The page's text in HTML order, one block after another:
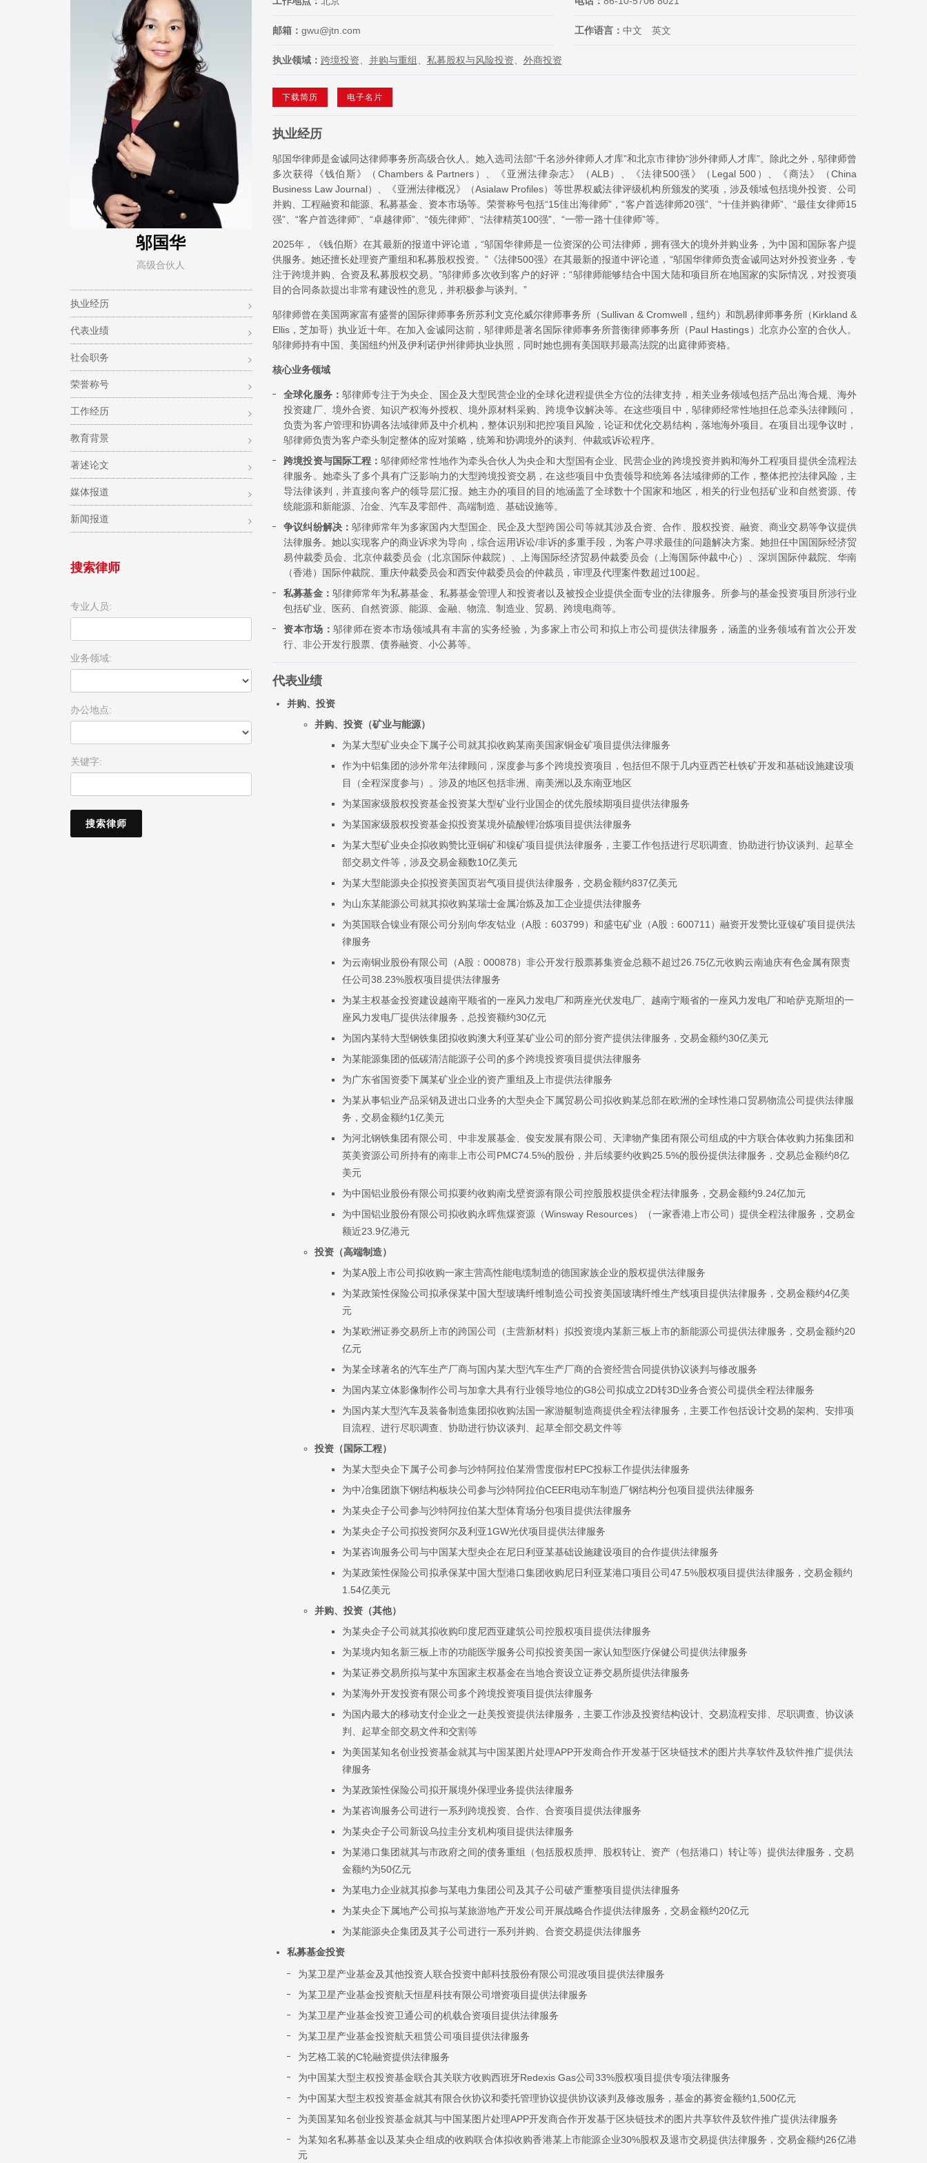
邬国华
高级合伙人
执业经历
代表业绩
社会职务
荣誉称号
工作经历
教育背景
著述论文
媒体报道
新闻报道
搜索律师
专业人员:
业务领域:
办公地点:
关键字:
邮箱： gwu@jtn.com 工作语言：中文 英文
执业领域： 跨境投资 并购与重组 私募股权与风险投资 外商投资
下载简历 电子名片
执业经历
邬国华律师是金诚同达律师事务所高级合伙人。她入选司法部“千名涉外律师人才库”和北京市律协“涉外律师人才库”。除此之外，邬律师曾
多次获得《钱伯斯》（Chambers & Partners）、《亚洲法律杂志》（ALB）、《法律500强》（Legal 500）、《商法》（China
Business Law Journal）、《亚洲法律概况》（Asialaw Profiles）等世界权威法律评级机构所颁发的奖项，涉及领域包括境外投资、公司
并购、工程融资和能源、私募基金、资本市场等。荣誉称号包括“15佳出海律师”，“客户首选律师20强”、“十佳并购律师”、“最佳女律师15
强”、“客户首选律师”、“卓越律师”、“领先律师”、“法律精英100强”、“一带一路十佳律师”等。
2025年，《钱伯斯》在其最新的报道中评论道，“邬国华律师是一位资深的公司法律师，拥有强大的境外并购业务，为中国和国际客户提
供服务。她还擅长处理资产重组和私募股权投资。”《法律500强》在其最新的报道中评论道，“邬国华律师负责金诚同达对外投资业务，专
注于跨境并购、合资及私募股权交易。”邬律师多次收到客户的好评：“邬律师能够结合中国大陆和项目所在地国家的实际情况，对投资项
目的合同条款提出非常有建设性的意见，并积极参与谈判。”
邬律师曾在美国两家富有盛誉的国际律师事务所苏利文克伦威尔律师事务所（Sullivan & Cromwell，纽约）和凯易律师事务所（Kirkland &
Ellis，芝加哥）执业近十年。在加入金诚同达前，邬律师是著名国际律师事务所普衡律师事务所（Paul Hastings）北京办公室的合伙人。
邬律师持有中国、美国纽约州及伊利诺伊州律师执业执照，同时她也拥有美国联邦最高法院的出庭律师资格。
核心业务领域
全球化服务： 邬律师专注于为央企、国企及大型民营企业的全球化进程提供全方位的法律支持，相关业务领域包括产品出海合规、海外
投资建厂、境外合资、知识产权海外授权、境外原材料采购、跨境争议解决等。在这些项目中，邬律师经常性地担任总牵头法律顾问，
负责为客户管理和协调各法域律师及中介机构，整体识别和把控项目风险，论证和优化交易结构，落地海外项目。在项目出现争议时，
邬律师负责为客户牵头制定整体的应对策略，统筹和协调境外的谈判、仲裁或诉讼程序。
跨境投资与国际工程：邬律师经常性地作为牵头合伙人为央企和大型国有企业、民营企业的跨境投资并购和海外工程项目提供全流程法
律服务。她牵头了多个具有广泛影响力的大型跨境投资交易，在这些项目中负责领导和统筹各法域律师的工作，整体把控法律风险，主
导法律谈判，并直接向客户的领导层汇报。她主办的项目的目的地涵盖了全球数十个国家和地区，相关的行业包括矿业和自然资源、传
统能源和新能源、冶金、汽车及零部件、高端制造、基础设施等。
争议纠纷解决： 邬律师常年为多家国内大型国企、民企及大型跨国公司等就其涉及合资、合作、股权投资、融资、商业交易等争议提供
法律服务。她以实现客户的商业诉求为导向，综合运用诉讼/非诉的多重手段，为客户寻求最佳的问题解决方案。她担任中国国际经济贸
易仲裁委员会、北京仲裁委员会（北京国际仲裁院）、上海国际经济贸易仲裁委员会（上海国际仲裁中心）、深圳国际仲裁院、华南
（香港）国际仲裁院、重庆仲裁委员会和西安仲裁委员会的仲裁员，审理及代理案件数超过100起。
私募基金： 邬律师常年为私募基金、私募基金管理人和投资者以及被投企业提供全面专业的法律服务。所参与的基金投资项目所涉行业
包括矿业、医药、自然资源、能源、金融、物流、制造业、贸易、跨境电商等。
资本市场： 邬律师在资本市场领域具有丰富的实务经验，为多家上市公司和拟上市公司提供法律服务，涵盖的业务领域有首次公开发
行、非公开发行股票、债券融资、小公募等。
代表业绩
并购、投资
并购、投资（矿业与能源）
为某大型矿业央企下属子公司就其拟收购某南美国家铜金矿项目提供法律服务
作为中铝集团的涉外常年法律顾问，深度参与多个跨境投资项目，包括但不限于几内亚西芒杜铁矿开发和基础设施建设项
目（全程深度参与）。涉及的地区包括非洲、南美洲以及东南亚地区
为某国家级股权投资基金投资某大型矿业行业国企的优先股续期项目提供法律服务
为某国家级股权投资基金拟投资某境外硫酸锂冶炼项目提供法律服务
为某大型矿业央企拟收购赞比亚铜矿和镍矿项目提供法律服务，主要工作包括进行尽职调查、协助进行协议谈判、起草全
部交易文件等，涉及交易金额数10亿美元
为某大型能源央企拟投资美国页岩气项目提供法律服务，交易金额约837亿美元
为山东某能源公司就其拟收购某瑞士金属冶炼及加工企业提供法律服务
为英国联合镍业有限公司分别向华友钴业（A股：603799）和盛屯矿业（A股：600711）融资开发赞比亚镍矿项目提供法
律服务
为云南铜业股份有限公司（A股：000878）非公开发行股票募集资金总额不超过26.75亿元收购云南迪庆有色金属有限责
任公司38.23%股权项目提供法律服务
为某主权基金投资建设越南平顺省的一座风力发电厂和两座光伏发电厂、越南宁顺省的一座风力发电厂和哈萨克斯坦的一
座风力发电厂提供法律服务，总投资额约30亿元
为国内某特大型钢铁集团拟收购澳大利亚某矿业公司的部分资产提供法律服务，交易金额约30亿美元
为某能源集团的低碳清洁能源子公司的多个跨境投资项目提供法律服务
为广东省国资委下属某矿业企业的资产重组及上市提供法律服务
为某从事铝业产品采销及进出口业务的大型央企下属贸易公司拟收购某总部在欧洲的全球性港口贸易物流公司提供法律服
务，交易金额约1亿美元
为河北钢铁集团有限公司、中非发展基金、俊安发展有限公司、天津物产集团有限公司组成的中方联合体收购力拓集团和
英美资源公司所持有的南非上市公司PMC74.5%的股份，并后续要约收购25.5%的股份提供法律服务，交易总金额约8亿
美元
为中国铝业股份有限公司拟要约收购南戈壁资源有限公司控股股权提供全程法律服务，交易金额约9.24亿加元
为中国铝业股份有限公司拟收购永晖焦煤资源（Winsway Resources）（一家香港上市公司）提供全程法律服务，交易金
额近23.9亿港元
投资（高端制造）
为某A股上市公司拟收购一家主营高性能电缆制造的德国家族企业的股权提供法律服务
为某政策性保险公司拟承保某中国大型玻璃纤维制造公司投资美国玻璃纤维生产线项目提供法律服务，交易金额约4亿美
元
为某欧洲证券交易所上市的跨国公司（主营新材料）拟投资境内某新三板上市的新能源公司提供法律服务，交易金额约20
亿元
为某全球著名的汽车生产厂商与国内某大型汽车生产厂商的合资经营合同提供协议谈判与修改服务
为国内某立体影像制作公司与加拿大具有行业领导地位的G8公司拟成立2D转3D业务合资公司提供全程法律服务
为国内某大型汽车及装备制造集团拟收购法国一家游艇制造商提供全程法律服务，主要工作包括设计交易的架构、安排项
目流程、进行尽职调查、协助进行协议谈判、起草全部交易文件等
投资（国际工程）
为某大型央企下属子公司参与沙特阿拉伯某滑雪度假村EPC投标工作提供法律服务
为中冶集团旗下钢结构板块公司参与沙特阿拉伯CEER电动车制造厂钢结构分包项目提供法律服务
为某央企子公司参与沙特阿拉伯某大型体育场分包项目提供法律服务
为某央企子公司拟投资阿尔及利亚1GW光伏项目提供法律服务
为某咨询服务公司与中国某大型央企在尼日利亚某基础设施建设项目的合作提供法律服务
为某政策性保险公司拟承保某中国大型港口集团收购尼日利亚某港口项目公司47.5%股权项目提供法律服务，交易金额约
1.54亿美元
并购、投资（其他）
为某央企子公司就其拟收购印度尼西亚建筑公司控股权项目提供法律服务
为某境内知名新三板上市的功能医学服务公司拟投资美国一家认知型医疗保健公司提供法律服务
为某证券交易所拟与某中东国家主权基金在当地合资设立证券交易所提供法律服务
为某海外开发投资有限公司多个跨境投资项目提供法律服务
为国内最大的移动支付企业之一赴美投资提供法律服务，主要工作涉及投资结构设计、交易流程安排、尽职调查、协议谈
判、起草全部交易文件和交割等
为美国某知名创业投资基金就其与中国某图片处理APP开发商合作开发基于区块链技术的图片共享软件及软件推广提供法
律服务
为某政策性保险公司拟开展境外保理业务提供法律服务
为某咨询服务公司进行一系列跨境投资、合作、合资项目提供法律服务
为某央企子公司新设乌拉圭分支机构项目提供法律服务
为某港口集团就其与市政府之间的债务重组（包括股权质押、股权转让、资产（包括港口）转让等）提供法律服务，交易
金额约为50亿元
为某电力企业就其拟参与某电力集团公司及其子公司破产重整项目提供法律服务
为某央企下属地产公司拟与某旅游地产开发公司开展战略合作提供法律服务，交易金额约20亿元
为某能源央企集团及其子公司进行一系列并购、合资交易提供法律服务
私募基金投资
为某卫星产业基金及其他投资人联合投资中邮科技股份有限公司混改项目提供法律服务
为某卫星产业基金投资航天恒星科技有限公司增资项目提供法律服务
为某卫星产业基金投资卫通公司的机载合资项目提供法律服务
为某卫星产业基金投资航天租赁公司项目提供法律服务
为艺格工装的C轮融资提供法律服务
为中国某大型主权投资基金联合其关联方收购西班牙Redexis Gas公司33%股权项目提供专项法律服务
为中国某大型主权投资基金就其有限合伙协议和委托管理协议提供协议谈判及修改服务，基金的募资金额约1,500亿元
为美国某知名创业投资基金就其与中国某图片处理APP开发商合作开发基于区块链技术的图片共享软件及软件推广提供法律服务
为某知名私募基金以及某央企组成的收购联合体拟收购香港某上市能源企业30%股权及退市交易提供法律服务，交易金额约26亿港
元